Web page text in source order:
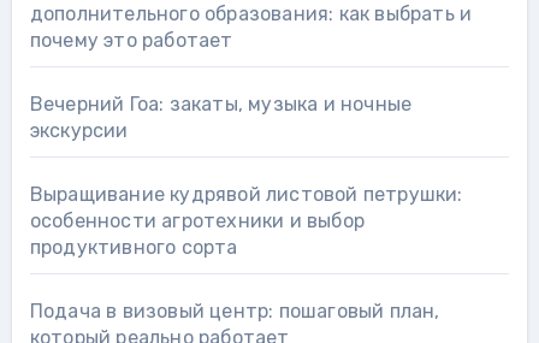
дополнительного образования: как выбрать и
почему это работает
Вечерний Гоа: закаты, музыка и ночные
экскурсии
Выращивание кудрявой листовой петрушки:
особенности агротехники и выбор
продуктивного сорта
Подача в визовый центр: пошаговый план,
который реально работает